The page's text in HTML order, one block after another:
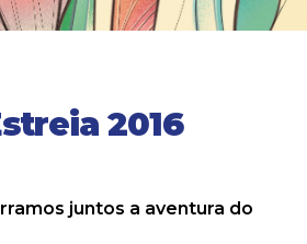
2016
juntos a aventura do